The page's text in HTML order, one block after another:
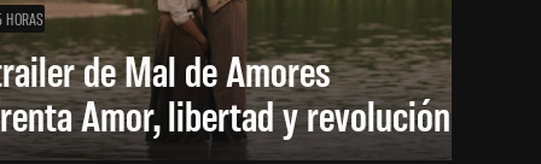
HORAS
de Mal de Amores
Amor, libertad y revolución